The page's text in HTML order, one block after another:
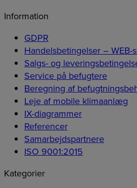
Information
GDPR
Handelsbetingelser – WEB-
Salgs- og
Service på befugtere
Beregning af
Leje af mobile klimaanlæg
IX-diagrammer
Referencer
Samarbejdspartnere
ISO 9001:2015
Kategorier